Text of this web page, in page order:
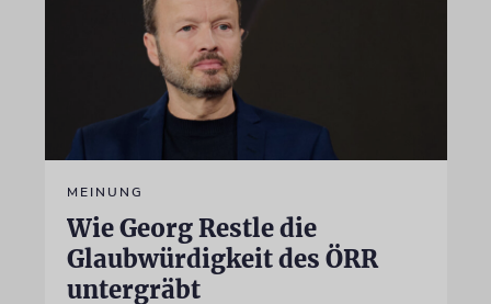
MEINUNG
Wie Georg Restle die
Glaubwürdigkeit des ÖRR
untergräbt